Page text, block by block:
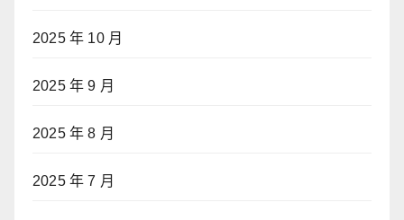
2025 年 10 月
2025 年 9 月
2025 年 8 月
2025 年 7 月